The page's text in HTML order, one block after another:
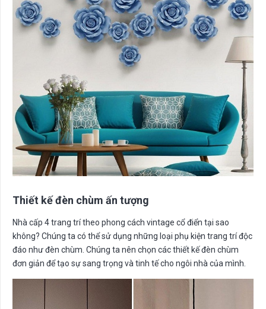
Thiết kế đèn chùm ấn tượng
Nhà cấp 4 trang trí theo phong cách vintage cổ điển tại sao
không? Chúng ta có thể sử dụng những loại phụ kiện trang trí độc
đáo như đèn chùm. Chúng ta nên chọn các thiết kế đèn chùm
đơn giản để tạo sự sang trọng và tinh tế cho ngôi nhà của mình.